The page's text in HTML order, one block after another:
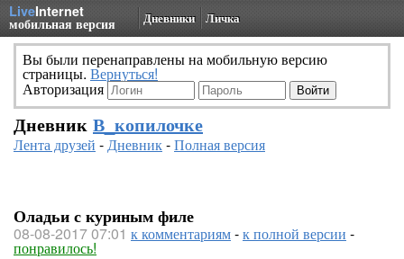
LiveInternet
мобильная версия Дневники Личка
Вы были перенаправлены на мобильную версию
страницы. Вернуться!
Авторизация
Дневник В_копилочке
Лента друзей -Дневник-Полная версия
Оладьи с куриным филе
08-08-2017 07:01 к комментариям-к полной версии -
понравилось!